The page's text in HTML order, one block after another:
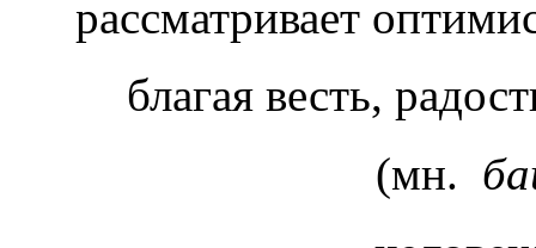
рассматривает
благая весть,
(мн.